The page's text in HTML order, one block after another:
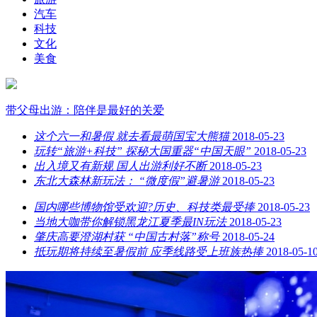
汽车
科技
文化
美食
带父母出游：陪伴是最好的关爱
这个六一和暑假 就去看最萌国宝大熊猫 2018-05-23
玩转“旅游+科技” 探秘大国重器“中国天眼” 2018-05-23
出入境又有新规 国人出游利好不断 2018-05-23
东北大森林新玩法： “微度假”避暑游 2018-05-23
国内哪些博物馆受欢迎?历史、科技类最受捧 2018-05-23
当地大咖带你解锁黑龙江夏季最IN玩法 2018-05-23
肇庆高要澄湖村获 “中国古村落”称号 2018-05-24
抵玩期将持续至暑假前 应季线路受上班族热捧 2018-05-